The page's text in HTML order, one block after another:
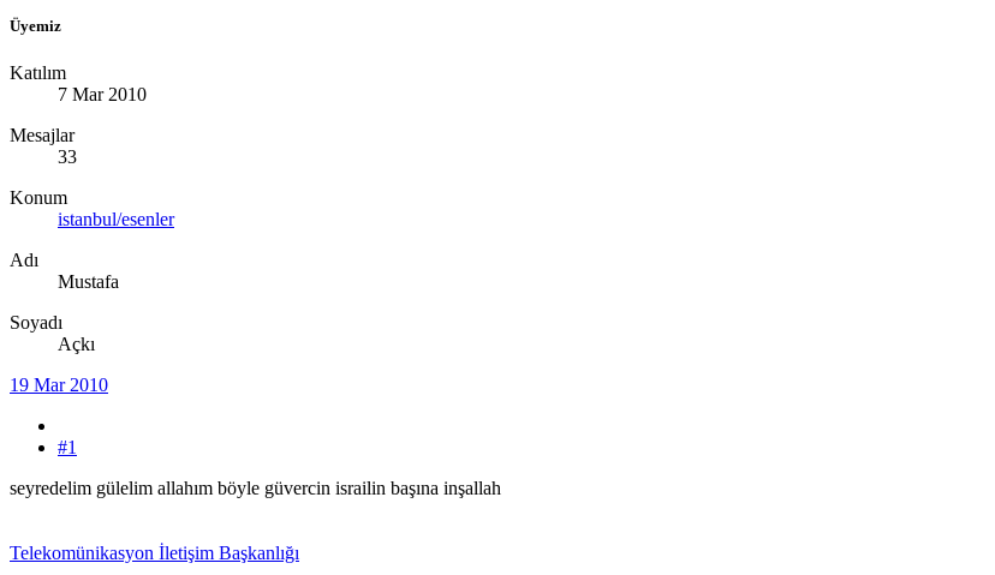
Üyemiz
Katılım
7 Mar 2010
Mesajlar
33
Konum
istanbul/esenler
Adı
Mustafa
Soyadı
Açkı
19 Mar 2010
#1
seyredelim gülelim allahım böyle güvercin israilin başına inşallah
Telekomünikasyon İletişim Başkanlığı